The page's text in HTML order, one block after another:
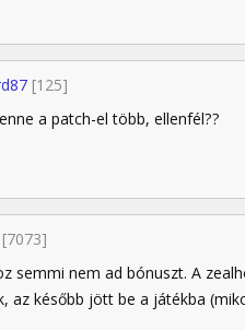
[125]
a patch-el több, ellenfél??
[7073]
semmi nem ad bónuszt. A
az később jött be a játékba